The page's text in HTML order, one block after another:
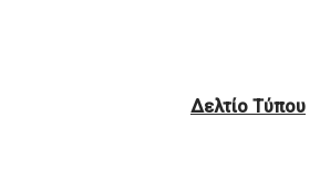
Δελτίο Τύπου